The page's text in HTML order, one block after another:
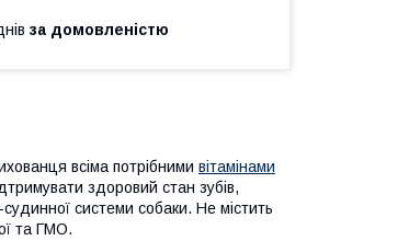
за домовленістю
всіма потрібними вітамінами
здоровий стан зубів,
системи собаки. Не містить
та ГМО.